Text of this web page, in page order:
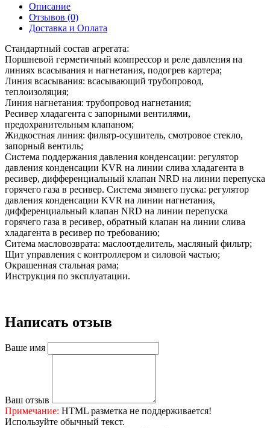
Описание
Отзывов (0)
Доставка и Оплата
Стандартный состав агрегата:
Поршневой герметичный компрессор и реле давления на
линиях всасывания и нагнетания, подогрев картера;
Линия всасывания: всасывающий трубопровод,
теплоизоляция;
Линия нагнетания: трубопровод нагнетания;
Ресивер хладагента с запорными вентилями,
предохранительным клапаном;
Жидкостная линия: фильтр-осушитель, смотровое стекло,
запорный вентиль;
Система поддержания давления конденсации: регулятор
давления конденсации KVR на линии слива хладагента в
ресивер, дифференциальный клапан NRD на линии перепуска
горячего газа в ресивер. Система зимнего пуска: регулятор
давления конденсации KVR на линии нагнетания,
дифференциальный клапан NRD на линии перепуска
горячего газа в ресивер, обратный клапан на линии слива
хладагента в ресивер по требованию;
Ситема масловозврата: маслоотделитель, масляный фильтр;
Щит управления с контроллером и силовой частью;
Окрашенная стальная рама;
Инструкция по эксплуатации.
Написать отзыв
Ваше имя
Ваш отзыв
Примечание: HTML разметка не поддерживается!
Используйте обычный текст.